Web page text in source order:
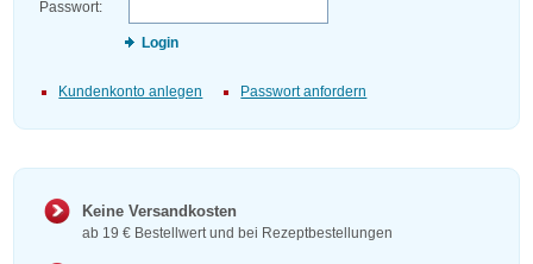
Passwort:
Login
Kundenkonto anlegen Passwort anfordern
Keine Versandkosten
ab 19 € Bestellwert und bei Rezeptbestellungen